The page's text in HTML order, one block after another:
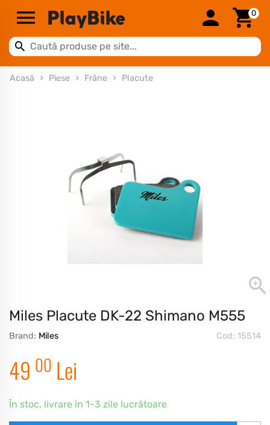
0
Acasă Piese Frâne Placute
Miles Placute DK-22 Shimano M555
Brand: Miles Cod: 15514
49 00 Lei
În stoc, livrare în 1-3 zile lucrătoare